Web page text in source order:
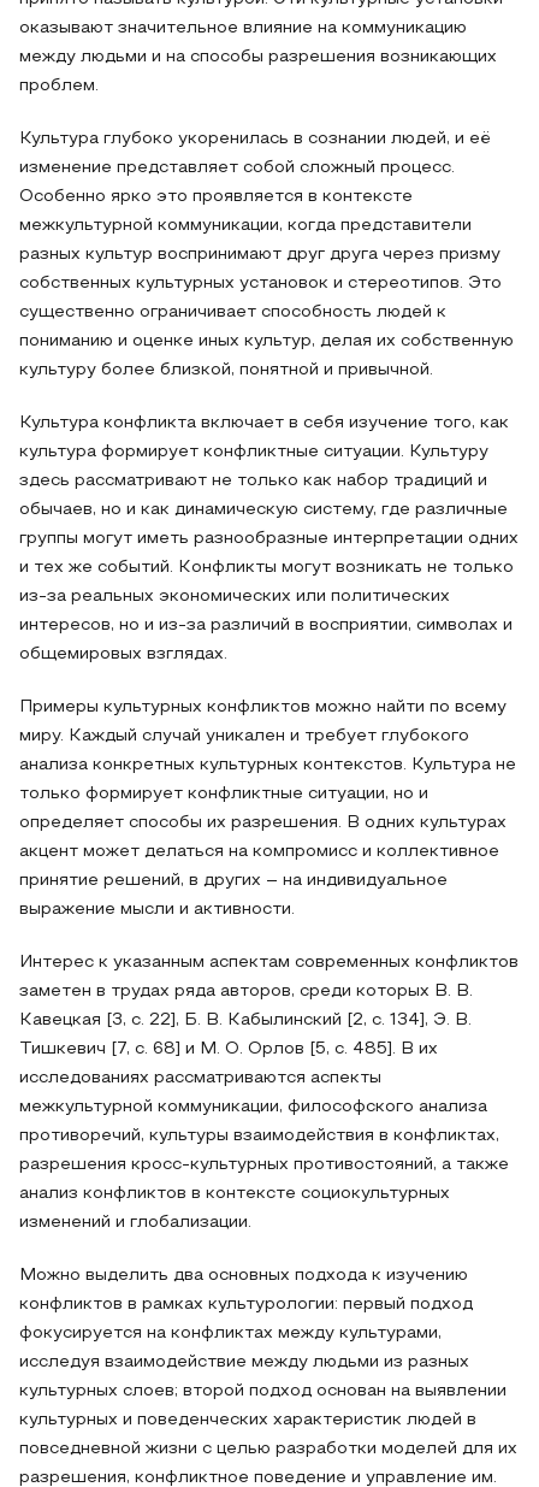
оказывают значительное влияние на коммуникацию
между людьми и на способы разрешения возникающих
проблем.
Культура глубоко укоренилась в сознании людей, и её
изменение представляет собой сложный процесс.
Особенно ярко это проявляется в контексте
межкультурной коммуникации, когда представители
разных культур воспринимают друг друга через призму
собственных культурных установок и стереотипов. Это
существенно ограничивает способность людей к
пониманию и оценке иных культур, делая их собственную
культуру более близкой, понятной и привычной.
Культура конфликта включает в себя изучение того, как
культура формирует конфликтные ситуации. Культуру
здесь рассматривают не только как набор традиций и
обычаев, но и как динамическую систему, где различные
группы могут иметь разнообразные интерпретации одних
и тех же событий. Конфликты могут возникать не только
из-за реальных экономических или политических
интересов, но и из-за различий в восприятии, символах и
общемировых взглядах.
Примеры культурных конфликтов можно найти по всему
миру. Каждый случай уникален и требует глубокого
анализа конкретных культурных контекстов. Культура не
только формирует конфликтные ситуации, но и
определяет способы их разрешения. В одних культурах
акцент может делаться на компромисс и коллективное
принятие решений, в других – на индивидуальное
выражение мысли и активности.
Интерес к указанным аспектам современных конфликтов
заметен в трудах ряда авторов, среди которых В. В.
Кавецкая [3, с. 22], Б. В. Кабылинский [2, с. 134], Э. В.
Тишкевич [7, с. 68] и М. О. Орлов [5, с. 485]. В их
исследованиях рассматриваются аспекты
межкультурной коммуникации, философского анализа
противоречий, культуры взаимодействия в конфликтах,
разрешения кросс-культурных противостояний, а также
анализ конфликтов в контексте социокультурных
изменений и глобализации.
Можно выделить два основных подхода к изучению
конфликтов в рамках культурологии: первый подход
фокусируется на конфликтах между культурами,
исследуя взаимодействие между людьми из разных
культурных слоев; второй подход основан на выявлении
культурных и поведенческих характеристик людей в
повседневной жизни с целью разработки моделей для их
разрешения, конфликтное поведение и управление им.